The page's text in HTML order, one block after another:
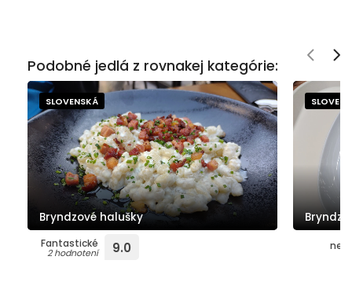
Podobné jedlá z rovnakej kategórie:
SLOVENSKÁ
Bryndzové halušky
Fantastické
2 hodnotení 9.0